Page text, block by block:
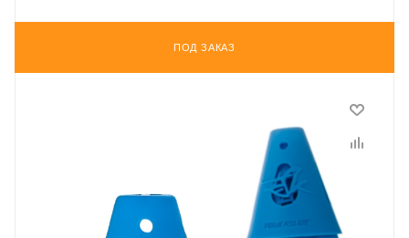
ПОД ЗАКАЗ